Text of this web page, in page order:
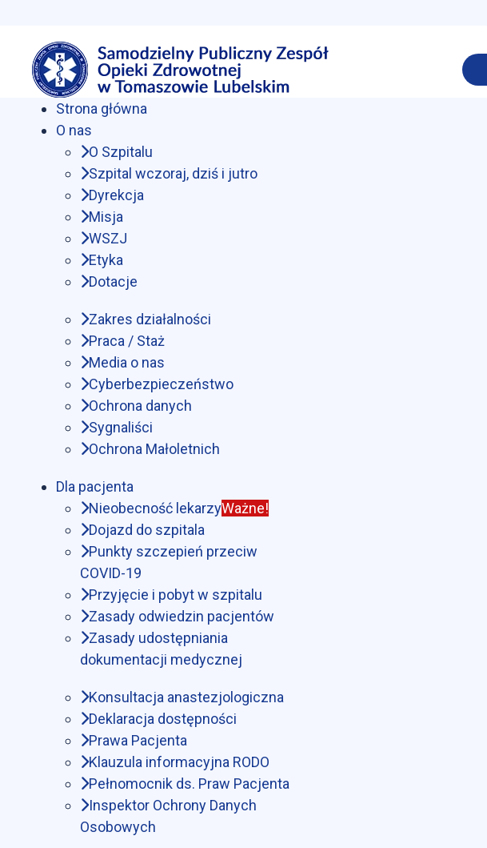
Strona główna
O nas
O Szpitalu
Szpital wczoraj, dziś i jutro
Dyrekcja
Misja
WSZJ
Etyka
Dotacje
Zakres działalności
Praca / Staż
Media o nas
Cyberbezpieczeństwo
Ochrona danych
Sygnaliści
Ochrona Małoletnich
Dla pacjenta
Nieobecność lekarzyWażne!
Dojazd do szpitala
Punkty szczepień przeciw
COVID-19
Przyjęcie i pobyt w szpitalu
Zasady odwiedzin pacjentów
Zasady udostępniania
dokumentacji medycznej
Konsultacja anastezjologiczna
Deklaracja dostępności
Prawa Pacjenta
Klauzula informacyjna RODO
Pełnomocnik ds. Praw Pacjenta
Inspektor Ochrony Danych
Osobowych